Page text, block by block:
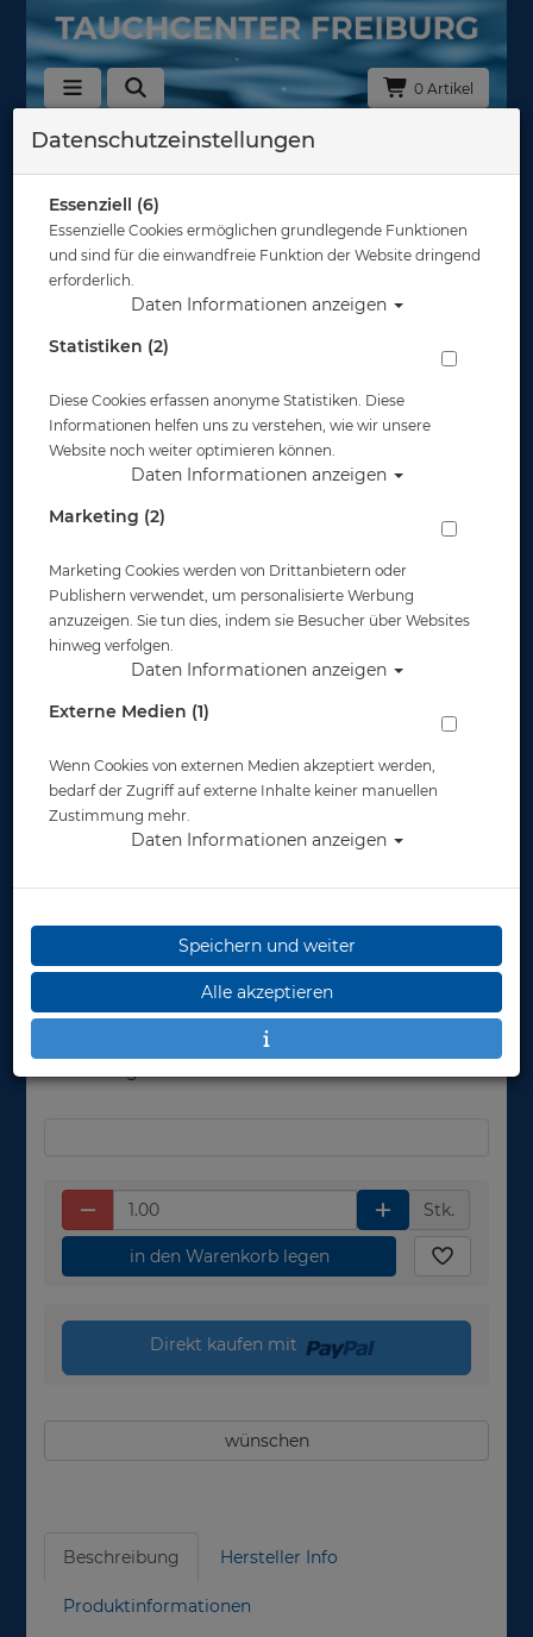
0 Artikel
Zurück
OMS - Aluminum Backplate mit Comfort
Harness III und Schrittgurt
Artikelnr.: oms-A11418002
429,00 €*
Lieferbar
Stk.
in den Warenkorb legen
Direkt kaufen mit
wünschen
Beschreibung Hersteller Info
Produktinformationen
Datenschutzeinstellungen
Essenziell (6)
Essenzielle Cookies ermöglichen grundlegende Funktionen
und sind für die einwandfreie Funktion der Website dringend
erforderlich.
Daten Informationen anzeigen
Statistiken (2)
Diese Cookies erfassen anonyme Statistiken. Diese
Informationen helfen uns zu verstehen, wie wir unsere
Website noch weiter optimieren können.
Daten Informationen anzeigen
Marketing (2)
Marketing Cookies werden von Drittanbietern oder
Publishern verwendet, um personalisierte Werbung
anzuzeigen. Sie tun dies, indem sie Besucher über Websites
hinweg verfolgen.
Daten Informationen anzeigen
Externe Medien (1)
Wenn Cookies von externen Medien akzeptiert werden,
bedarf der Zugriff auf externe Inhalte keiner manuellen
Zustimmung mehr.
Daten Informationen anzeigen
Speichern und weiter
Alle akzeptieren